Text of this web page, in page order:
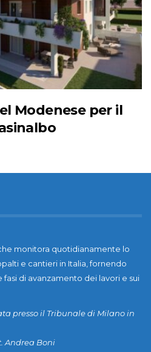
Modenese per il
monitora quotidianamente lo
e cantieri in Italia, fornendo
di avanzamento dei lavori e sui
presso il Tribunale di Milano in
Andrea Boni